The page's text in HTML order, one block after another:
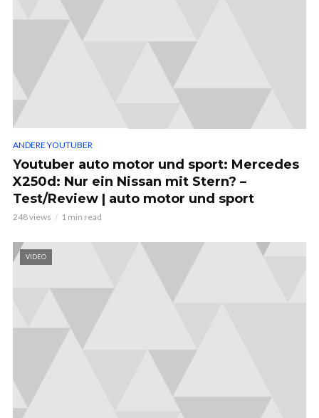
ANDERE YOUTUBER
Youtuber auto motor und sport: Mercedes
X250d: Nur ein Nissan mit Stern? –
Test/Review | auto motor und sport
248 views 1 min read
VIDEO